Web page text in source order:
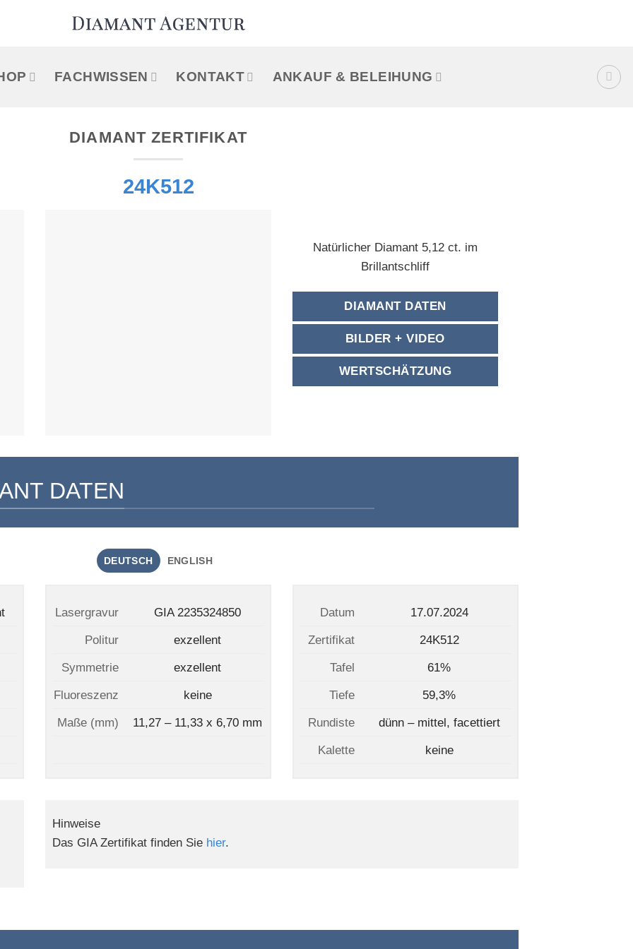
FACHWISSEN KONTAKT ANKAUF & BELEIHUNG
DIAMANT ZERTIFIKAT
24K512
Natürlicher Diamant 5,12 ct. im
Brillantschliff
DIAMANT DATEN
BILDER + VIDEO
WERTSCHÄTZUNG
DATEN
DEUTSCH ENGLISH
Lasergravur
GIA 2235324850
Politur
exzellent
Symmetrie
exzellent
Fluoreszenz
keine
Maße (mm)
11,27 – 11,33 x 6,70 mm
Datum
17.07.2024
Zertifikat
24K512
Tafel
61%
Tiefe
59,3%
Rundiste
dünn – mittel, facettiert
Kalette
keine
Hinweise
Das GIA Zertifikat finden Sie hier.